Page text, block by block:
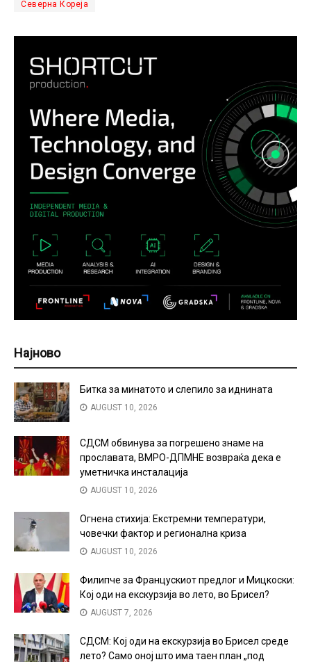
Северна Кореја
Најново
Битка за минатото и слепило за иднината
AUGUST 10, 2026
СДСМ обвинува за погрешено знаме на
прославата, ВМРО-ДПМНЕ возвраќа дека е
уметничка инсталација
AUGUST 10, 2026
Огнена стихија: Екстремни температури,
човечки фактор и регионална криза
AUGUST 10, 2026
Филипче за Францускиот предлог и Мицкоски:
Кој оди на екскурзија во лето, во Брисел?
AUGUST 7, 2026
СДСМ: Кој оди на екскурзија во Брисел среде
лето? Само оној што има таен план „под